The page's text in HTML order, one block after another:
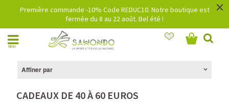
Première commande -10% Code REDUC10. Notre boutique est
fermée du 8 au 22 août. Bel été !
×
MENU
Affiner par
CADEAUX DE 40 À 60 EUROS